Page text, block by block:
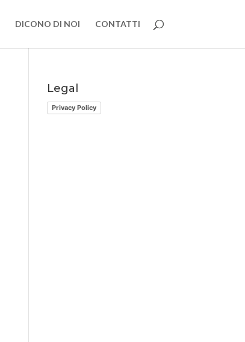
DICONO DI NOI CONTATTI
Legal
Privacy Policy